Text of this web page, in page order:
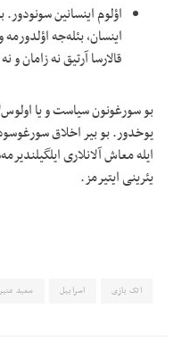
اؤلوم اینسانین سونودور.
اینسان، بئله‌جه
قالارسا آرتیق نه زامان
بو سورغونون سیاست و یا
یوخدور. بو بیر اخلاق
ایله معاش آلانلاری
یئرینی ایتیرمز.
اتک یازی اسراییل سعید